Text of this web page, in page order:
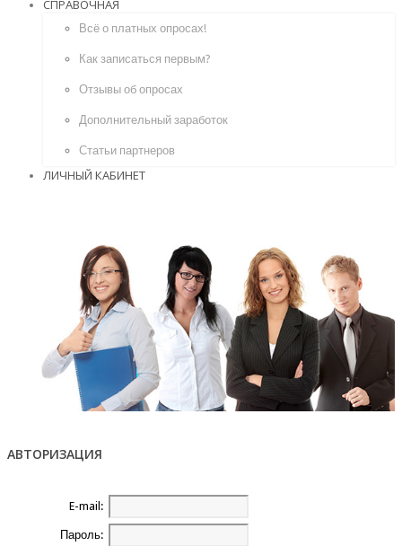
СПРАВОЧНАЯ
Всё о платных опросах!
Как записаться первым?
Отзывы об опросах
Дополнительный заработок
Статьи партнеров
ЛИЧНЫЙ КАБИНЕТ
АВТОРИЗАЦИЯ
E-mail:
Пароль: